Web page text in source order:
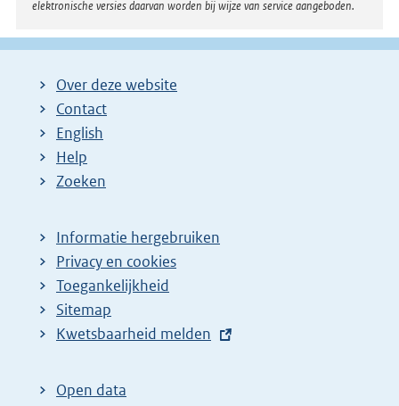
elektronische versies daarvan worden bij wijze van service aangeboden.
Over deze website
Contact
English
Help
Zoeken
Informatie hergebruiken
Privacy en cookies
Toegankelijkheid
Sitemap
E
t
Kwetsbaarheid melden
Open data